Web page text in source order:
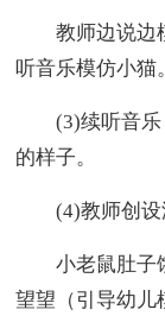
教师边说边模
听音乐模仿小猫。
(3)续听音乐
的样子。
(4)教师创设
小老鼠肚子饿
望望（引导幼儿